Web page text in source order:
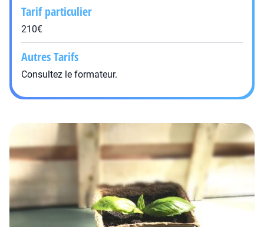
Tarif particulier
210€
Autres Tarifs
Consultez le formateur.